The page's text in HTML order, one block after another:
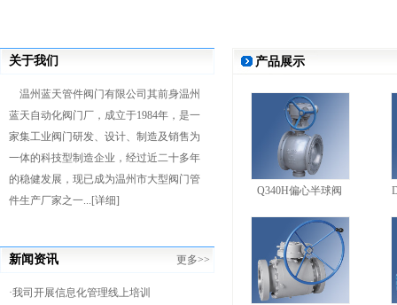
关于我们
温州蓝天管件阀门有限公司其前身温州
蓝天自动化阀门厂，成立于1984年，是一
家集工业阀门研发、设计、制造及销售为
一体的科技型制造企业，经过近二十多年
的稳健发展，现已成为温州市大型阀门管
件生产厂家之一... [详细]
新闻资讯 更多>>
·我司开展信息化管理线上培训
产品展示
Q340H偏心半球阀